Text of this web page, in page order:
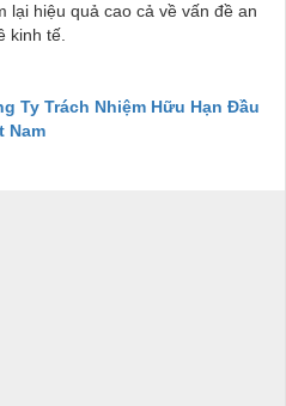
lại hiệu quả cao cả về vấn đề an
kinh tế.
Ty Trách Nhiệm Hữu Hạn Đầu
Nam